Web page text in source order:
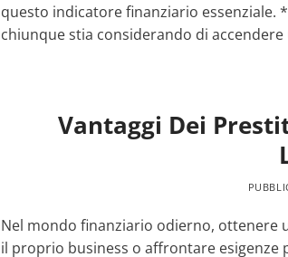
questo indicatore finanziario essenziale.
chiunque stia considerando di
Vantaggi Dei
Nel mondo finanziario odierno, ottenere
il proprio business o affrontare